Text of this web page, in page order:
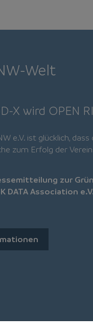
Welt
X wird OPEN
e.V. ist glücklich,
zum Erfolg der
zur
DATA Association